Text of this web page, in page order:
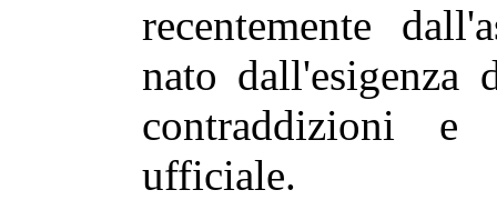
recentemente
nato dall'esigenza
contraddizioni e
ufficiale.